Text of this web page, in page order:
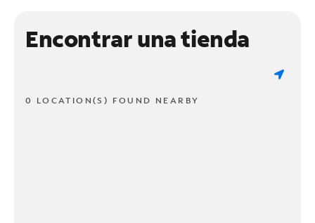
Encontrar una tienda
0 LOCATION(S) FOUND NEARBY